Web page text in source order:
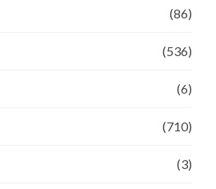
(86)
(536)
(6)
(710)
(3)